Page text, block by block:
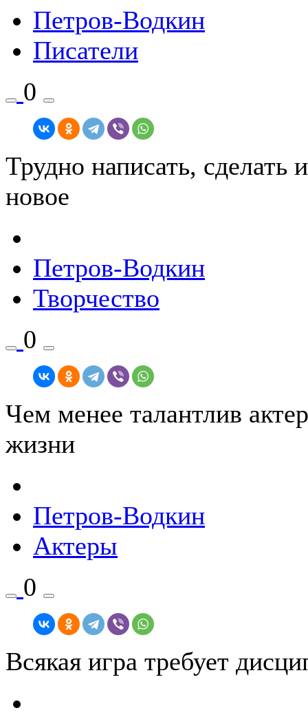
Петров-Водкин
Писатели
0
Трудно написать, сделать
новое
Петров-Водкин
Творчество
0
Чем менее талантлив
жизни
Петров-Водкин
Актеры
0
Всякая игра требует